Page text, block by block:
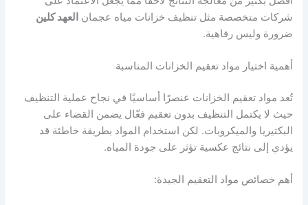
شركات متخصصة مثل تنظيف خزانات مياه عجمان العهد كلين
ضرورة وليس رفاهية.
أهمية اختيار مواد تعقيم الخزانات المناسبة
تُعد مواد تعقيم الخزانات عنصرًا أساسيًا في نجاح عملية التنظيف
حيث لا يكتمل التنظيف بدون تعقيم فعّال يضمن القضاء على
البكتيريا والميكروبات. لكن استخدام المواد بطريقة خاطئة قد
يؤدي إلى نتائج عكسية تؤثر على جودة المياه.
أهم خصائص مواد التعقيم الجيدة: